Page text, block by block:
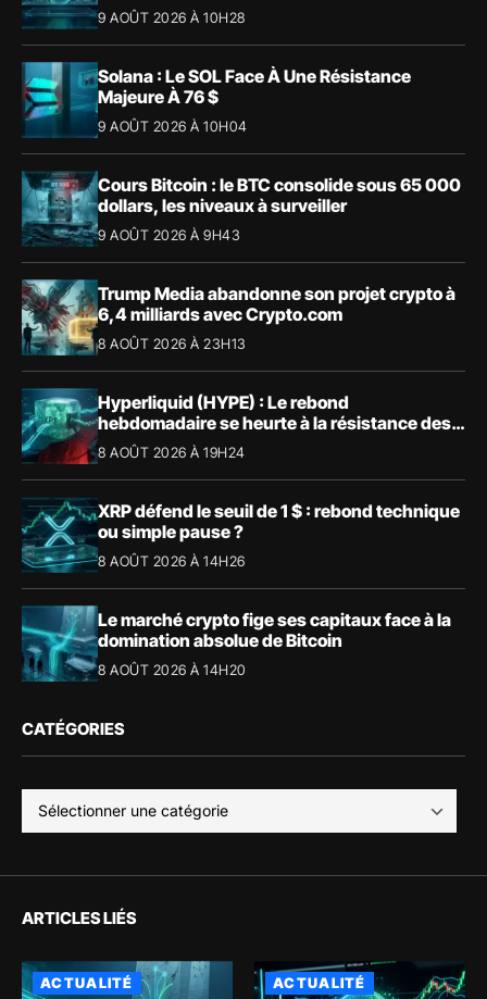
9 AOÛT 2026 À 10H28
Solana : Le SOL Face À Une Résistance
Majeure À 76 $
9 AOÛT 2026 À 10H04
Cours Bitcoin : le BTC consolide sous 65 000
dollars, les niveaux à surveiller
9 AOÛT 2026 À 9H43
Trump Media abandonne son projet crypto à
6,4 milliards avec Crypto.com
8 AOÛT 2026 À 23H13
Hyperliquid (HYPE) : Le rebond
hebdomadaire se heurte à la résistance des
57,90 $
8 AOÛT 2026 À 19H24
XRP défend le seuil de 1 $ : rebond technique
ou simple pause ?
8 AOÛT 2026 À 14H26
Le marché crypto fige ses capitaux face à la
domination absolue de Bitcoin
8 AOÛT 2026 À 14H20
CATÉGORIES
ARTICLES LIÉS
ACTUALITÉ ACTUALITÉ